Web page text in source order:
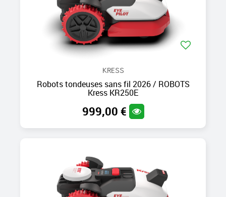
KRESS
Robots tondeuses sans fil 2026 / ROBOTS
Kress KR250E
999,00 €